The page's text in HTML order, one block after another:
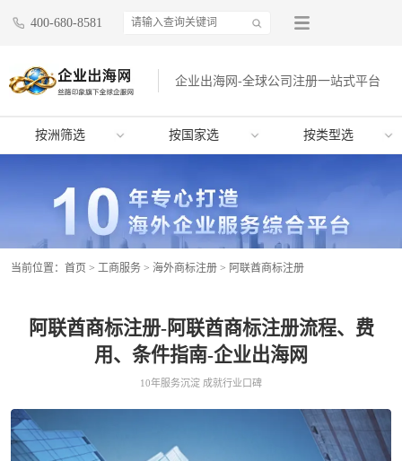
400-680-8581
企业出海网-全球公司注册一站式平台
按洲筛选 按国家选 按类型选
当前位置： 首页 > 工商服务 > 海外商标注册 > 阿联酋商标注册
阿联酋商标注册-阿联酋商标注册流程、费
用、条件指南-企业出海网
10年服务沉淀 成就行业口碑